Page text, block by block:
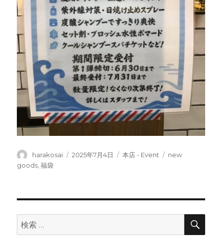
投
稿
harakosai
投
2025年7月4日
カ
本店 - Event
タ
new
goods ,福袋
検
索:
検